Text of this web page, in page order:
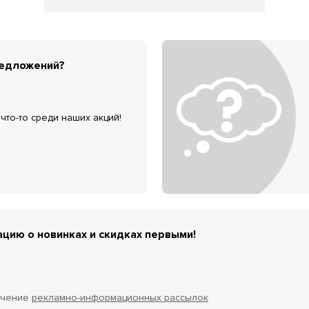
то среди наших акций!
о новинках и скидках первыми!
рекламно-информационных рассылок